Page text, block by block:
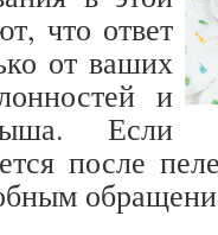
что ответ
от ваших
и
Если
после